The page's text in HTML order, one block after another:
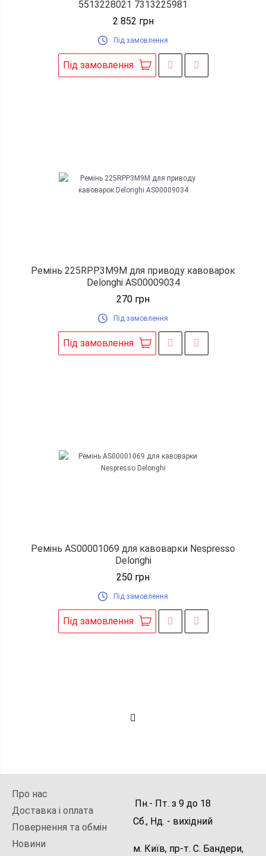
5513228021 7313225981
2 852 грн
Під замовлення
Під замовлення
Ремінь 225RPP3M9M для приводу кавоварок
Delonghi AS00009034
270 грн
Під замовлення
Під замовлення
Ремінь AS00001069 для кавоварки Nespresso
Delonghi
250 грн
Під замовлення
Під замовлення
Про нас
Доставка і оплата
Повернення та обмін
Новини
Пн.- Пт. з 9 до 18
Сб., Нд. - вихідний
м. Київ, пр-т. С. Бандери,